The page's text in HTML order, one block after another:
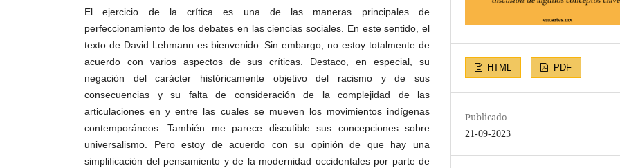
El ejercicio de la crítica es una de las maneras principales de
perfeccionamiento de los debates en las ciencias sociales. En este sentido, el
texto de David Lehmann es bienvenido. Sin embargo, no estoy totalmente de
acuerdo con varios aspectos de sus críticas. Destaco, en especial, su
negación del carácter históricamente objetivo del racismo y de sus
consecuencias y su falta de consideración de la complejidad de las
articulaciones en y entre las cuales se mueven los movimientos indígenas
contemporáneos. También me parece discutible sus concepciones sobre
universalismo. Pero estoy de acuerdo con su opinión de que hay una
simplificación del pensamiento y de la modernidad occidentales por parte de
HTML PDF
Publicado
21-09-2023